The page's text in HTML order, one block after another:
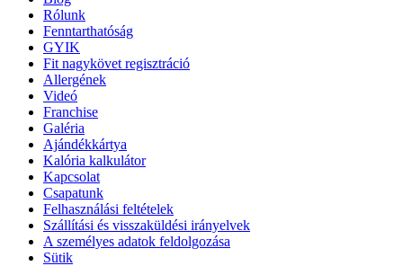
Rólunk
Fenntarthatóság
GYIK
Fit nagykövet regisztráció
Allergének
Videó
Franchise
Galéria
Ajándékkártya
Kalória kalkulátor
Kapcsolat
Csapatunk
Felhasználási feltételek
Szállítási és visszaküldési irányelvek
A személyes adatok feldolgozása
Sütik